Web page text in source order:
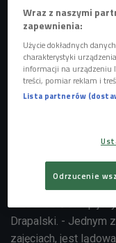
Na Igrzyskach
2021 roku,
olimpijska. Jest
dodać do programu
młodzieży.Nowa
znakiem młodości.
niekoniecznie
Drapalski. - Jednym
zajęciach, jest
Wraz z naszymi
zapewnienia:
Użycie dokładnych
charakterystyki
informacji na urządzeniu
treści, pomiar reklam i
Lista partnerów
Odrzucenie